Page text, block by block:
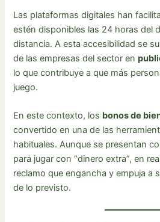
Las plataformas digitales han
estén disponibles las 24 horas del
distancia. A esta accesibilidad se
de las empresas del sector en
lo que contribuye a que más
juego.
En este contexto, los bonos de
convertido en una de las
habituales. Aunque se presentan
para jugar con “dinero extra”, en
reclamo que engancha y empuja a
de lo previsto.